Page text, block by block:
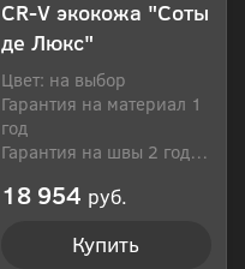
CR-V экокожа "Соты
де Люкс"
Цвет: на выбор
Гарантия на материал 1
год
Гарантия на швы 2 года
18 954 руб.
Купить